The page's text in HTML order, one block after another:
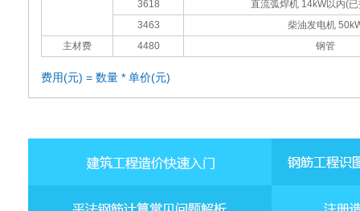
3618
直流弧焊机 14kW以内(
3463
柴油发电机
主材费
4480 钢管
费用(元) = 数量 * 单价(元)